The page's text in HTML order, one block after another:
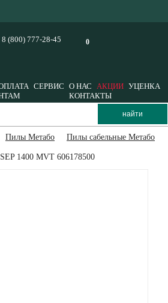
0
8 (800) 777-28-45
СЕРВИС О НАС АКЦИИ УЦЕНКА
КОНТАКТЫ
Пилы Метабо Пилы сабельные Метабо
1400 MVT 606178500